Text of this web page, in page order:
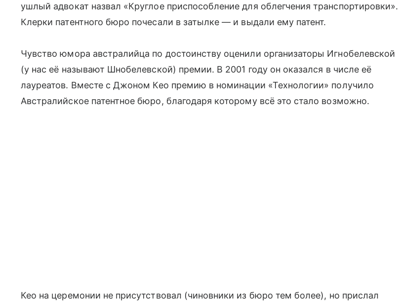
ушлый адвокат назвал «Круглое приспособление для облегчения транспортировки».
Клерки патентного бюро почесали в затылке — и выдали ему патент.
Чувство юмора австралийца по достоинству оценили организаторы Игнобелевской
(у нас её называют Шнобелевской) премии. В 2001 году он оказался в числе её
лауреатов. Вместе с Джоном Кео премию в номинации «Технологии» получило
Австралийское патентное бюро, благодаря которому всё это стало возможно.
Кео на церемонии не присутствовал (чиновники из бюро тем более), но прислал